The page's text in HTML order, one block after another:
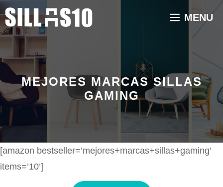
Saltar
al
contenido
MENU
MEJORES MARCAS SILLAS
GAMING
[amazon bestseller=’mejores+marcas+sillas+gaming’
items=’10’]